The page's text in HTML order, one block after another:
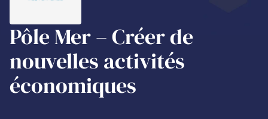
Pôle Mer – Créer de
nouvelles activités
économiques